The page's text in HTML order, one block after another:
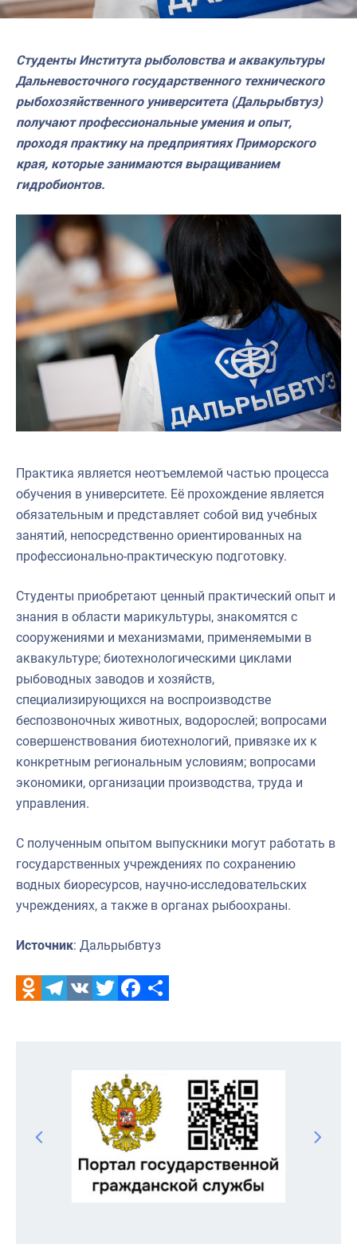
Студенты Института рыболовства и аквакультуры
Дальневосточного государственного технического
рыбохозяйственного университета (Дальрыбвтуз)
получают профессиональные умения и опыт,
проходя практику на предприятиях Приморского
края, которые занимаются выращиванием
гидробионтов.
Практика является неотъемлемой частью процесса
обучения в университете. Её прохождение является
обязательным и представляет собой вид учебных
занятий, непосредственно ориентированных на
профессионально-практическую подготовку.
Студенты приобретают ценный практический опыт и
знания в области марикультуры, знакомятся с
сооружениями и механизмами, применяемыми в
аквакультуре; биотехнологическими циклами
рыбоводных заводов и хозяйств,
специализирующихся на воспроизводстве
беспозвоночных животных, водорослей; вопросами
совершенствования биотехнологий, привязке их к
конкретным региональным условиям; вопросами
экономики, организации производства, труда и
управления.
С полученным опытом выпускники могут работать в
государственных учреждениях по сохранению
водных биоресурсов, научно-исследовательских
учреждениях, а также в органах рыбоохраны.
Источник: Дальрыбвтуз